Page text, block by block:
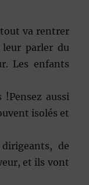
tout va rentrer
parler du
Les enfants
aussi
isolés et
de
et ils vont